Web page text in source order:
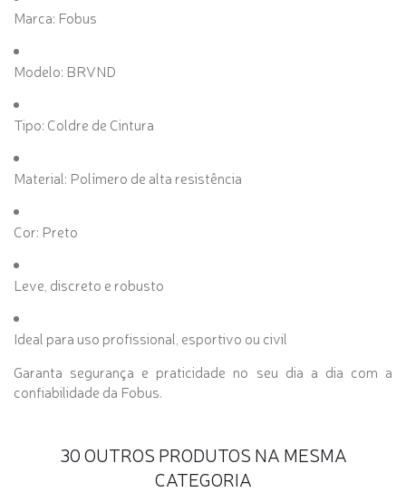
Marca: Fobus
Modelo: BRVND
Tipo: Coldre de Cintura
Material: Polímero de alta resistência
Cor: Preto
Leve, discreto e robusto
Ideal para uso profissional, esportivo ou civil
Garanta segurança e praticidade no seu dia a dia com a
confiabilidade da Fobus.
30 OUTROS PRODUTOS NA MESMA
CATEGORIA